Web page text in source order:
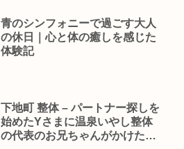
青のシンフォニーで過ごす大人
の休日｜心と体の癒しを感じた
体験記
下地町 整体 – パートナー探しを
始めたYさまに温泉いやし整体
の代表のお兄ちゃんがかけた言